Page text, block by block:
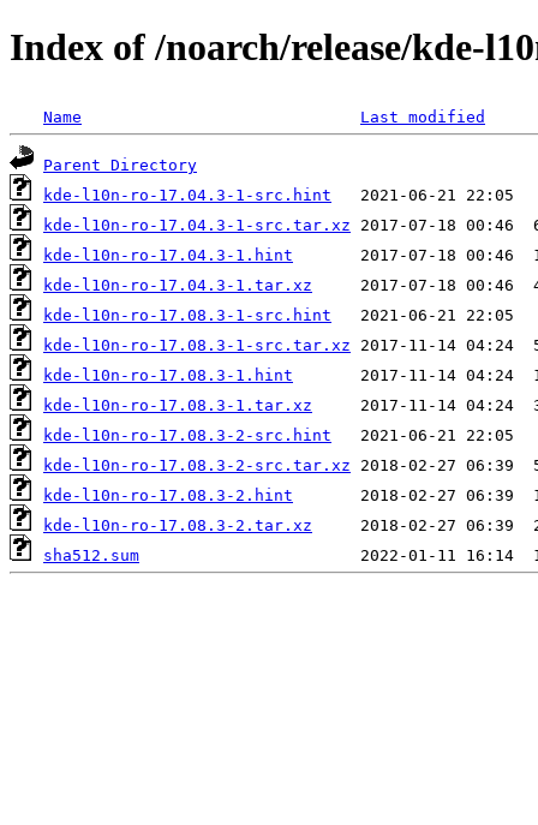
Index of /noarch/release/kde-
Name Last modified
Parent Directory
kde-l10n-ro-17.04.3-1-src.hint
kde-l10n-ro-17.04.3-1-src.tar.xz
kde-l10n-ro-17.04.3-1.hint
kde-l10n-ro-17.04.3-1.tar.xz
kde-l10n-ro-17.08.3-1-src.hint
kde-l10n-ro-17.08.3-1-src.tar.xz
kde-l10n-ro-17.08.3-1.hint
kde-l10n-ro-17.08.3-1.tar.xz
kde-l10n-ro-17.08.3-2-src.hint
kde-l10n-ro-17.08.3-2-src.tar.xz
kde-l10n-ro-17.08.3-2.hint
kde-l10n-ro-17.08.3-2.tar.xz
sha512.sum